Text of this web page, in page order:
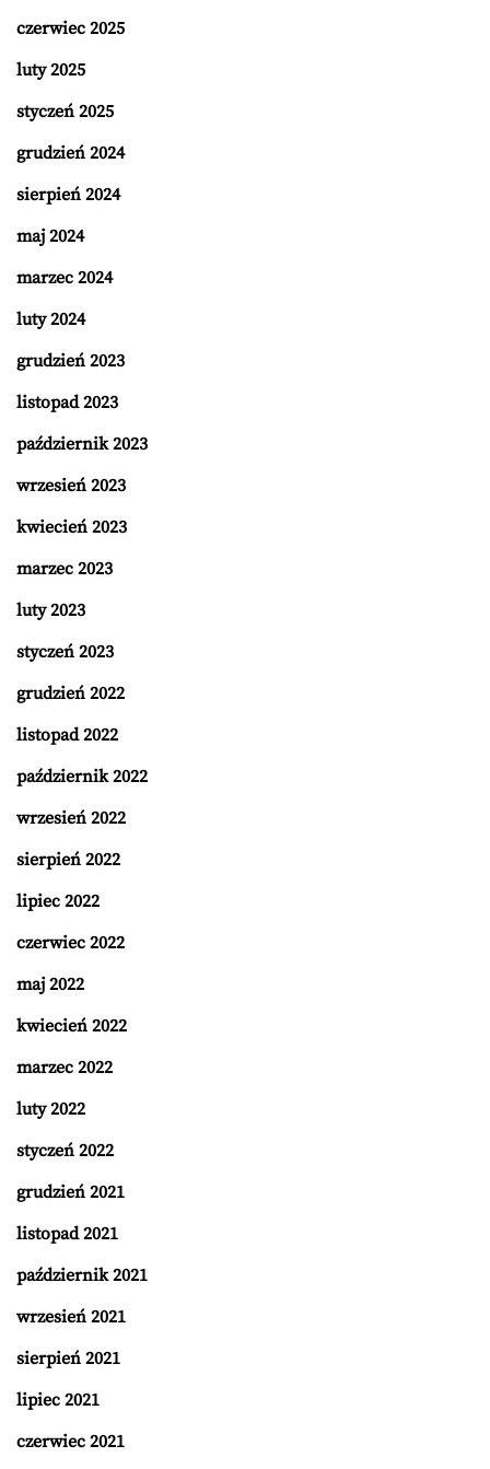
czerwiec 2025
luty 2025
styczeń 2025
grudzień 2024
sierpień 2024
maj 2024
marzec 2024
luty 2024
grudzień 2023
listopad 2023
październik 2023
wrzesień 2023
kwiecień 2023
marzec 2023
luty 2023
styczeń 2023
grudzień 2022
listopad 2022
październik 2022
wrzesień 2022
sierpień 2022
lipiec 2022
czerwiec 2022
maj 2022
kwiecień 2022
marzec 2022
luty 2022
styczeń 2022
grudzień 2021
listopad 2021
październik 2021
wrzesień 2021
sierpień 2021
lipiec 2021
czerwiec 2021